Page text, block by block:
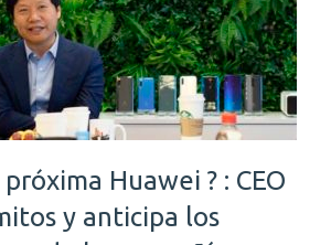
Huawei ? : CEO
y anticipa los